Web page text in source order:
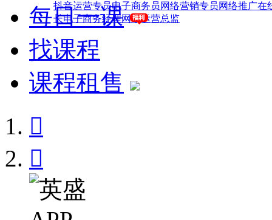
抖音运营专员电子商务员网络营销专员网络推广在
长电子商务经理网络运营总监
每日一课
找课程
课程租售

